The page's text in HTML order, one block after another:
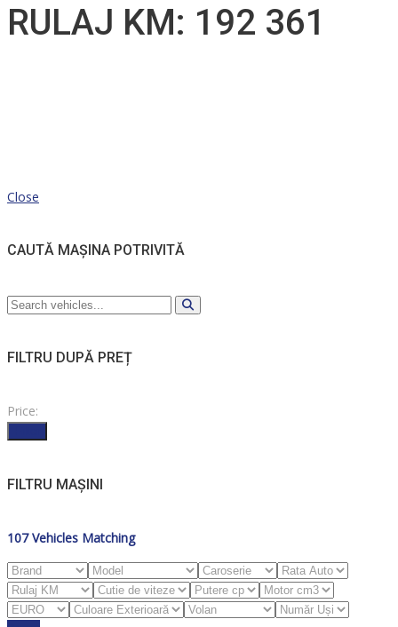
RULAJ KM: 192 361
Close
CAUTĂ MAȘINA POTRIVITĂ
FILTRU DUPĂ PREȚ
Price:
FILTRU MAȘINI
107 Vehicles Matching